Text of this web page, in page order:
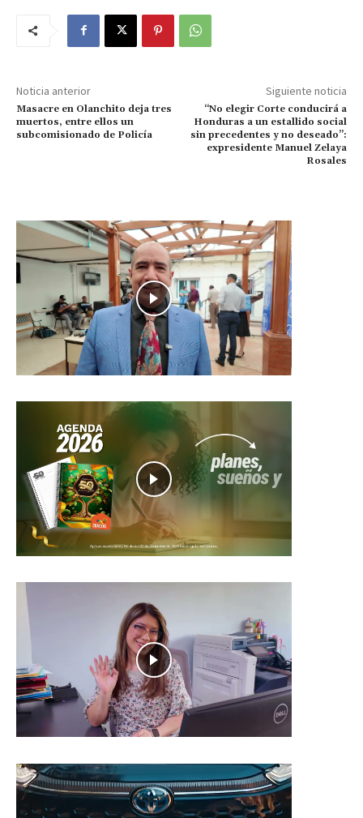
Noticia anterior
Masacre en Olanchito deja tres
muertos, entre ellos un
subcomisionado de Policía
Siguiente noticia
“No elegir Corte conducirá a
Honduras a un estallido social
sin precedentes y no deseado”:
expresidente Manuel Zelaya
Rosales